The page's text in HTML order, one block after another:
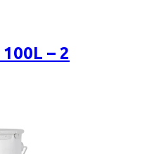
100L – 2